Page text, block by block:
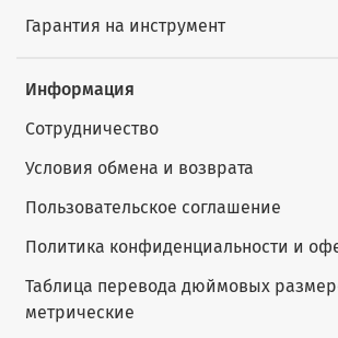
Гарантия на инструмент
Информация
Сотрудничество
Условия обмена и возврата
Пользовательское соглашение
Политика конфиденциальности и
Таблица перевода дюймовых
метрические